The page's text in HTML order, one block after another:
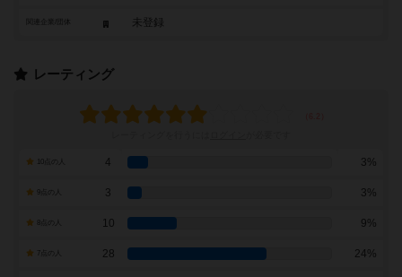
未登録
レーティング
4 3%
3 3%
10 9%
7点の人 28 24%